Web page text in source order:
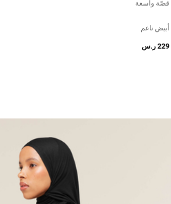
قصّة واسعة
أبيض ناعم
229 ر.س